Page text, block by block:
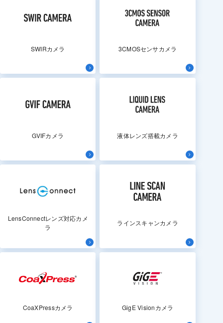
SWIRカメラ 3CMOSセンサカメラ
GVIFカメラ 液体レンズ搭載カメラ
LensConnectレンズ対応カメ
ラ
ラインスキャンカメラ
CoaXPressカメラ GigE Visionカメラ